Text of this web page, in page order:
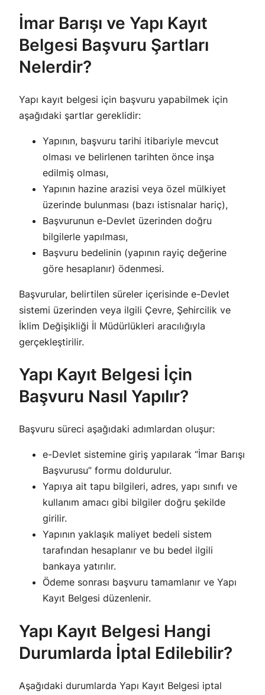
İmar Barışı ve Yapı Kayıt
Belgesi Başvuru Şartları
Nelerdir?
Yapı kayıt belgesi için başvuru yapabilmek için
aşağıdaki şartlar gereklidir:
Yapının, başvuru tarihi itibariyle mevcut
olması ve belirlenen tarihten önce inşa
edilmiş olması,
Yapının hazine arazisi veya özel mülkiyet
üzerinde bulunması (bazı istisnalar hariç),
Başvurunun e-Devlet üzerinden doğru
bilgilerle yapılması,
Başvuru bedelinin (yapının rayiç değerine
göre hesaplanır) ödenmesi.
Başvurular, belirtilen süreler içerisinde e-Devlet
sistemi üzerinden veya ilgili Çevre, Şehircilik ve
İklim Değişikliği İl Müdürlükleri aracılığıyla
gerçekleştirilir.
Yapı Kayıt Belgesi İçin
Başvuru Nasıl Yapılır?
Başvuru süreci aşağıdaki adımlardan oluşur:
e-Devlet sistemine giriş yapılarak “İmar Barışı
Başvurusu” formu doldurulur.
Yapıya ait tapu bilgileri, adres, yapı sınıfı ve
kullanım amacı gibi bilgiler doğru şekilde
girilir.
Yapının yaklaşık maliyet bedeli sistem
tarafından hesaplanır ve bu bedel ilgili
bankaya yatırılır.
Ödeme sonrası başvuru tamamlanır ve Yapı
Kayıt Belgesi düzenlenir.
Yapı Kayıt Belgesi Hangi
Durumlarda İptal Edilebilir?
Aşağıdaki durumlarda Yapı Kayıt Belgesi iptal